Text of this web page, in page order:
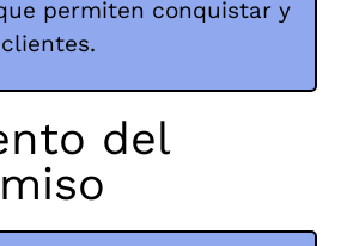
permiten conquistar y
del